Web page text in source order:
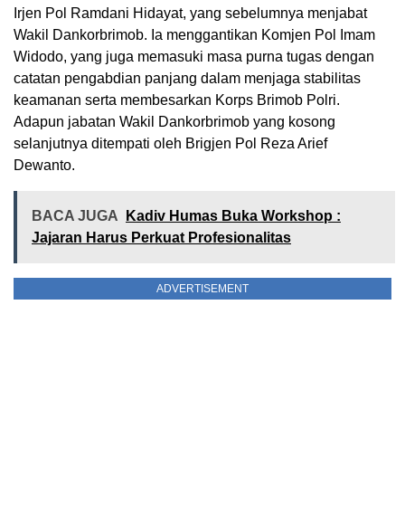
Irjen Pol Ramdani Hidayat, yang sebelumnya menjabat
Wakil Dankorbrimob. Ia menggantikan Komjen Pol Imam
Widodo, yang juga memasuki masa purna tugas dengan
catatan pengabdian panjang dalam menjaga stabilitas
keamanan serta membesarkan Korps Brimob Polri.
Adapun jabatan Wakil Dankorbrimob yang kosong
selanjutnya ditempati oleh Brigjen Pol Reza Arief
Dewanto.
BACA JUGA
Kadiv Humas Buka Workshop :
Jajaran Harus Perkuat Profesionalitas
ADVERTISEMENT